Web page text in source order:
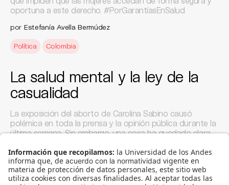
oportuna a este derecho. #PorGarantíasEnSalud
por Estefanía Avella Bermúdez
Política Colombia
La salud mental y la ley de la
casualidad
La exposición del aborto de Carolina Sabino causó
polémica en toda la prensa y la opinión pública durante la
última semana. Sin embargo, una cosa ha quedado clara
cifras respecto al aborto en el país, ha acusado a Sabino
desde la casualidad.
porMaru Lombardo